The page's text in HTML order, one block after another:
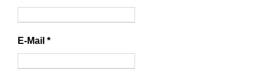
E-Mail *